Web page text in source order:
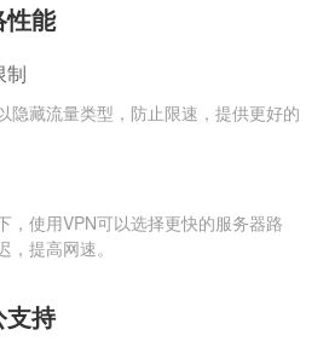
性能
制
隐藏流量类型，防止限速，提供更好的
，使用VPN可以选择更快的服务器路
，提高网速。
支持